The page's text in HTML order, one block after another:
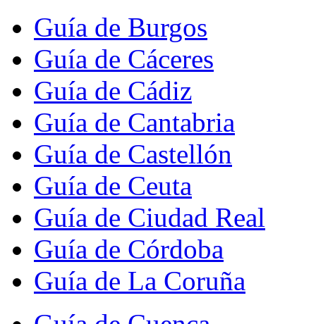
Guía de Burgos
Guía de Cáceres
Guía de Cádiz
Guía de Cantabria
Guía de Castellón
Guía de Ceuta
Guía de Ciudad Real
Guía de Córdoba
Guía de La Coruña